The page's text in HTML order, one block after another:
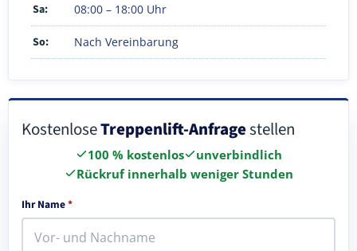
Sa: 08:00 – 18:00 Uhr
So: Nach Vereinbarung
KostenloseTreppenlift-Anfragestellen
100 % kostenlos
unverbindlich
Rückruf innerhalb weniger Stunden
Ihr Name*